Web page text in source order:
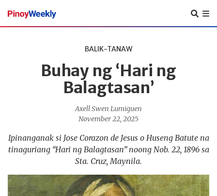
Pinoy
Weekly
BALIK-TANAW
Buhay ng ‘Hari ng
Balagtasan’
Axell Swen Lumiguen
November 22, 2025
Ipinanganak si Jose Corazon de Jesus o Huseng Batute na
tinaguriang “Hari ng Balagtasan” noong Nob. 22, 1896 sa
Sta. Cruz, Maynila.